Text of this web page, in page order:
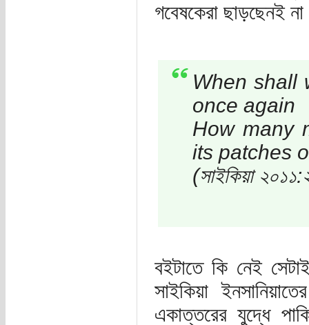
গবেষকেরা ছাড়ছেনই
When shall
once again
How many
its patches
(সাইকিয়া
বইটাতে কি নেই
সাইকিয়া
একাত্তরের যুদ্ধে